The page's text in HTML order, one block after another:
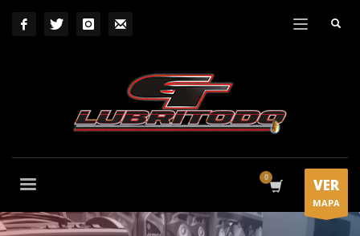
VER
MAPA